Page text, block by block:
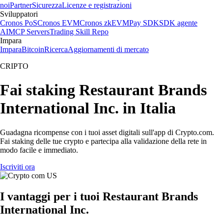
noiPartnerSicurezzaLicenze e registrazioni
Sviluppatori
Cronos PoSCronos EVMCronos zkEVMPay SDKSDK agente
AIMCP ServersTrading Skill Repo
Impara
ImparaBitcoinRicercaAggiornamenti di mercato
CRIPTO
Fai staking Restaurant Brands
International Inc. in Italia
Guadagna ricompense con i tuoi asset digitali sull'app di Crypto.com.
Fai staking delle tue crypto e partecipa alla validazione della rete in
modo facile e immediato.
Iscriviti ora
I vantaggi per i tuoi Restaurant Brands
International Inc.